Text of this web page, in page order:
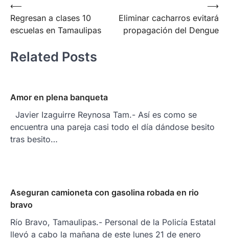
Navegación
de
⟵
Regresan a clases 10
escuelas en Tamaulipas
Eliminar cacharros evitará
propagación del Dengue
⟶
Related Posts
Amor en plena banqueta
Javier Izaguirre Reynosa Tam.- Así es como se
encuentra una pareja casi todo el día dándose besito
tras besito…
Aseguran camioneta con gasolina robada en rio
bravo
Río Bravo, Tamaulipas.- Personal de la Policía Estatal
llevó a cabo la mañana de este lunes 21 de enero